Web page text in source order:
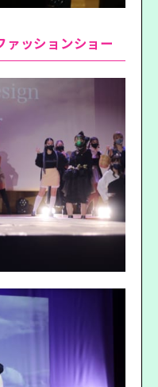
ァッションショー